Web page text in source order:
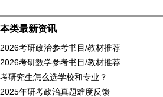
本类最新资讯
2026考研政治参考书目/教材推荐
2026考研数学参考书目/教材推荐
考研究生怎么选学校和专业？
2025年研考政治真题难度反馈